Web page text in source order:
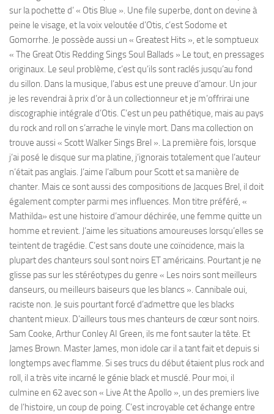
sur la pochette d’ « Otis Blue ». Une file superbe, dont on devine à
peine le visage, et la voix veloutée d’Otis, c’est Sodome et
Gomorrhe. Je possède aussi un « Greatest Hits », et le somptueux
« The Great Otis Redding Sings Soul Ballads » Le tout, en pressages
originaux. Le seul problème, c’est qu’ils sont raclés jusqu’au fond
du sillon. Dans la musique, l’abus est une preuve d’amour. Un jour
je les revendrai à prix d’or à un collectionneur et je m’offrirai une
discographie intégrale d’Otis. C’est un peu pathétique, mais au pays
du rock and roll on s’arrache le vinyle mort. Dans ma collection on
trouve aussi « Scott Walker Sings Brel ». La première fois, lorsque
j’ai posé le disque sur ma platine, j’ignorais totalement que l’auteur
n’était pas anglais. J’aime l’album pour Scott et sa manière de
chanter. Mais ce sont aussi des compositions de Jacques Brel, il doit
également compter parmi mes influences. Mon titre préféré, «
Mathilda» est une histoire d’amour déchirée, une femme quitte un
homme et revient. J’aime les situations amoureuses lorsqu’elles se
teintent de tragédie. C’est sans doute une coïncidence, mais la
plupart des chanteurs soul sont noirs ET américains. Pourtant je ne
glisse pas sur les stéréotypes du genre « Les noirs sont meilleurs
danseurs, ou meilleurs baiseurs que les blancs ». Cannibale oui,
raciste non. Je suis pourtant forcé d’admettre que les blacks
chantent mieux. D’ailleurs tous mes chanteurs de cœur sont noirs.
Sam Cooke, Arthur Conley AI Green, ils me font sauter la tête. Et
James Brown. Master James, mon idole car il a tant fait et depuis si
longtemps avec flamme. Si ses trucs du début étaient plus rock and
roll, il a très vite incarné le génie black et musclé. Pour moi, il
culmine en 62 avec son « Live At the Apollo », un des premiers live
de l’histoire, un coup de poing. C’est incroyable cet échange entre